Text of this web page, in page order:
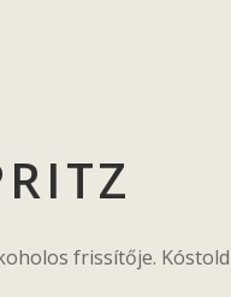
frissítője. Kóstold